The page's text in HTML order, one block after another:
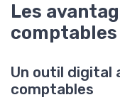
Les
comptables
Un outil digital
comptables